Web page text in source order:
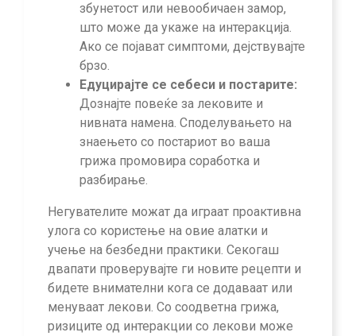
збунетост или невообичаен замор,
што може да укаже на интеракција.
Ако се појават симптоми, дејствувајте
брзо.
Едуцирајте се себеси и постарите:
Дознајте повеќе за лековите и
нивната намена. Споделувањето на
знаењето со постариот во ваша
грижа промовира соработка и
разбирање.
Негувателите можат да играат проактивна
улога со користење на овие алатки и
учење на безбедни практики. Секогаш
двапати проверувајте ги новите рецепти и
бидете внимателни кога се додаваат или
менуваат лекови. Со соодветна грижа,
ризиците од интеракции со лекови може